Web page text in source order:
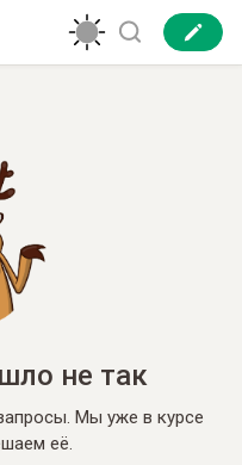
не так
Мы уже в курсе
её.